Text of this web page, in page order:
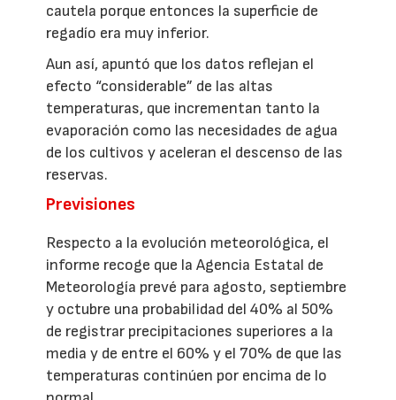
cautela porque entonces la superficie de
regadío era muy inferior.
Aun así, apuntó que los datos reflejan el
efecto “considerable” de las altas
temperaturas, que incrementan tanto la
evaporación como las necesidades de agua
de los cultivos y aceleran el descenso de las
reservas.
Previsiones
Respecto a la evolución meteorológica, el
informe recoge que la Agencia Estatal de
Meteorología prevé para agosto, septiembre
y octubre una probabilidad del 40% al 50%
de registrar precipitaciones superiores a la
media y de entre el 60% y el 70% de que las
temperaturas continúen por encima de lo